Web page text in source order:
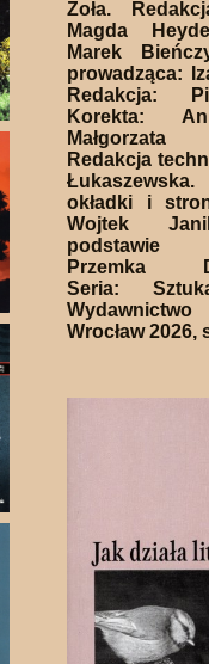
Zoła.
Magda
Marek
prowadząca:
Redakcja:
Korekta:
Redakcja
okładki i
Wojtek
podstawie
Przemka
Seria:
Wydawnictwo
Wrocław 2026,